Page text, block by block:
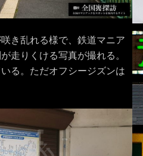
き乱れる様で、鉄道マニア
走りくける写真が撮れる。
る。ただオフシージズンは